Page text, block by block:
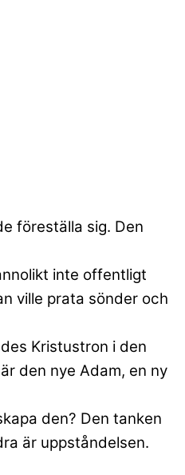
föreställa sig. Den
inte offentligt
ville prata sönder och
Kristustron i den
den nye Adam, en ny
den? Den tanken
är uppståndelsen.